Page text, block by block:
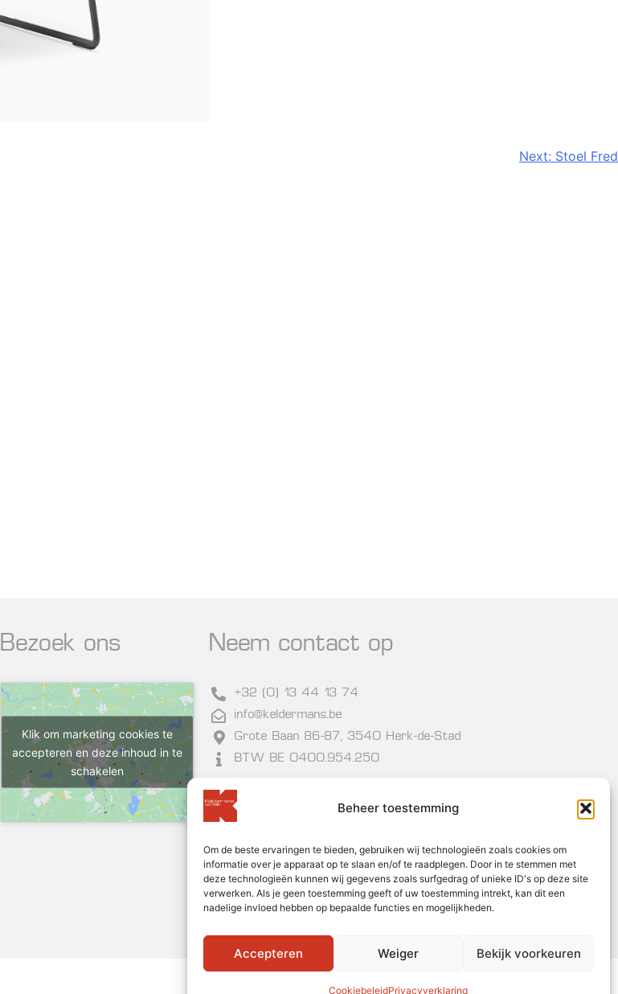
Beheer toestemming
Om de beste ervaringen te bieden, gebruiken wij technologieën zoals cookies om
informatie over je apparaat op te slaan en/of te raadplegen. Door in te stemmen met
deze technologieën kunnen wij gegevens zoals surfgedrag of unieke ID's op deze site
verwerken. Als je geen toestemming geeft of uw toestemming intrekt, kan dit een
nadelige invloed hebben op bepaalde functies en mogelijkheden.
Accepteren Weiger Bekijk voorkeuren
CookiebeleidPrivacyverklaring
Next: Stoel Fred
Bezoek ons
Klik om marketing cookies te
accepteren en deze inhoud in te
schakelen
Neem contact op
+32 (0) 13 44 13 74
info@keldermans.be
Grote Baan 86-87, 3540 Herk-de-Stad
BTW BE 0400.954.250
Nieuwsbrief
Inschrijven